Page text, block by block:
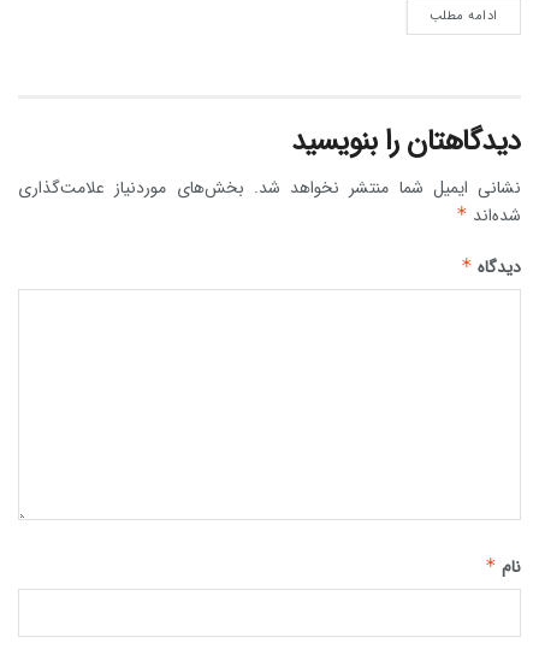
ادامه مطلبDETAILS
دیدگاهتان را بنویسید
نشانی ایمیل شما منتشر نخواهد شد. بخش‌های موردنیاز علامت‌گذاری
شده‌اند *
دیدگاه *
نام *